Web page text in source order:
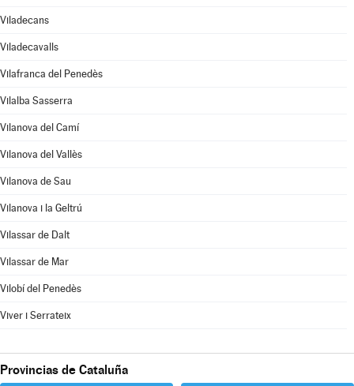
Viladecans
Viladecavalls
Vilafranca del Penedès
Vilalba Sasserra
Vilanova del Camí
Vilanova del Vallès
Vilanova de Sau
Vilanova i la Geltrú
Vilassar de Dalt
Vilassar de Mar
Vilobí del Penedès
Viver i Serrateix
Provincias de Cataluña